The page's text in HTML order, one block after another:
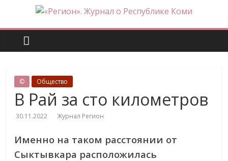
content
«Регион».
Журнал
о
Республике
Коми
© Общество
В Рай за сто километров
30.11.2022 Журнал Регион
Именно на таком расстоянии от
Сыктывкара расположилась